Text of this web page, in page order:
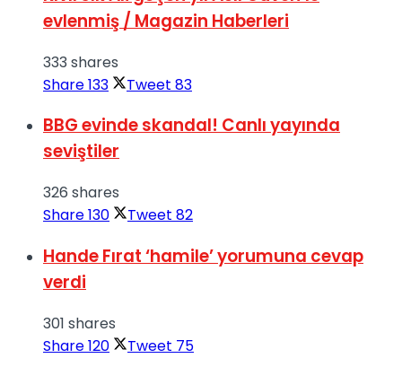
evlenmiş / Magazin Haberleri
333 shares
Share133 Tweet 83
BBG evinde skandal! Canlı yayında
seviştiler
326 shares
Share130 Tweet 82
Hande Fırat ‘hamile’ yorumuna cevap
verdi
301 shares
Share120 Tweet 75